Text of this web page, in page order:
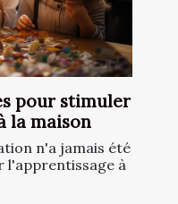
pour stimuler
la maison
n'a jamais été
l'apprentissage à